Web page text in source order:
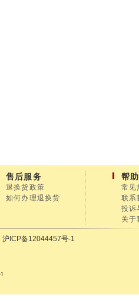
售后服务
退换货政策
如何办理退换货
帮
常见
联系
投诉
关于
沪ICP备12044457号-1